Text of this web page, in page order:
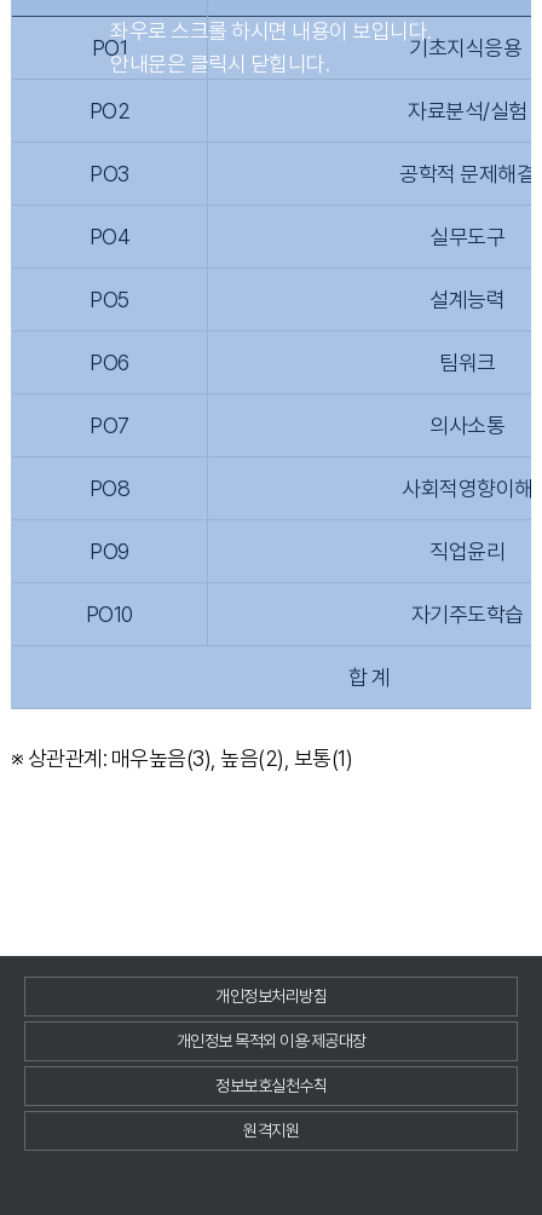
PO1 기초지식응용
PO2 자료분석/실험
PO3 공학적 문제해결
PO4 실무도구
PO5 설계능력
PO6 팀워크
PO7 의사소통
PO8 사회적영향이해
PO9 직업윤리
PO10 자기주도학습
합 계
※ 상관관계: 매우높음(3), 높음(2), 보통(1)
개인정보처리방침
개인정보 목적외 이용·제공대장
정보보호실천수칙
원격지원